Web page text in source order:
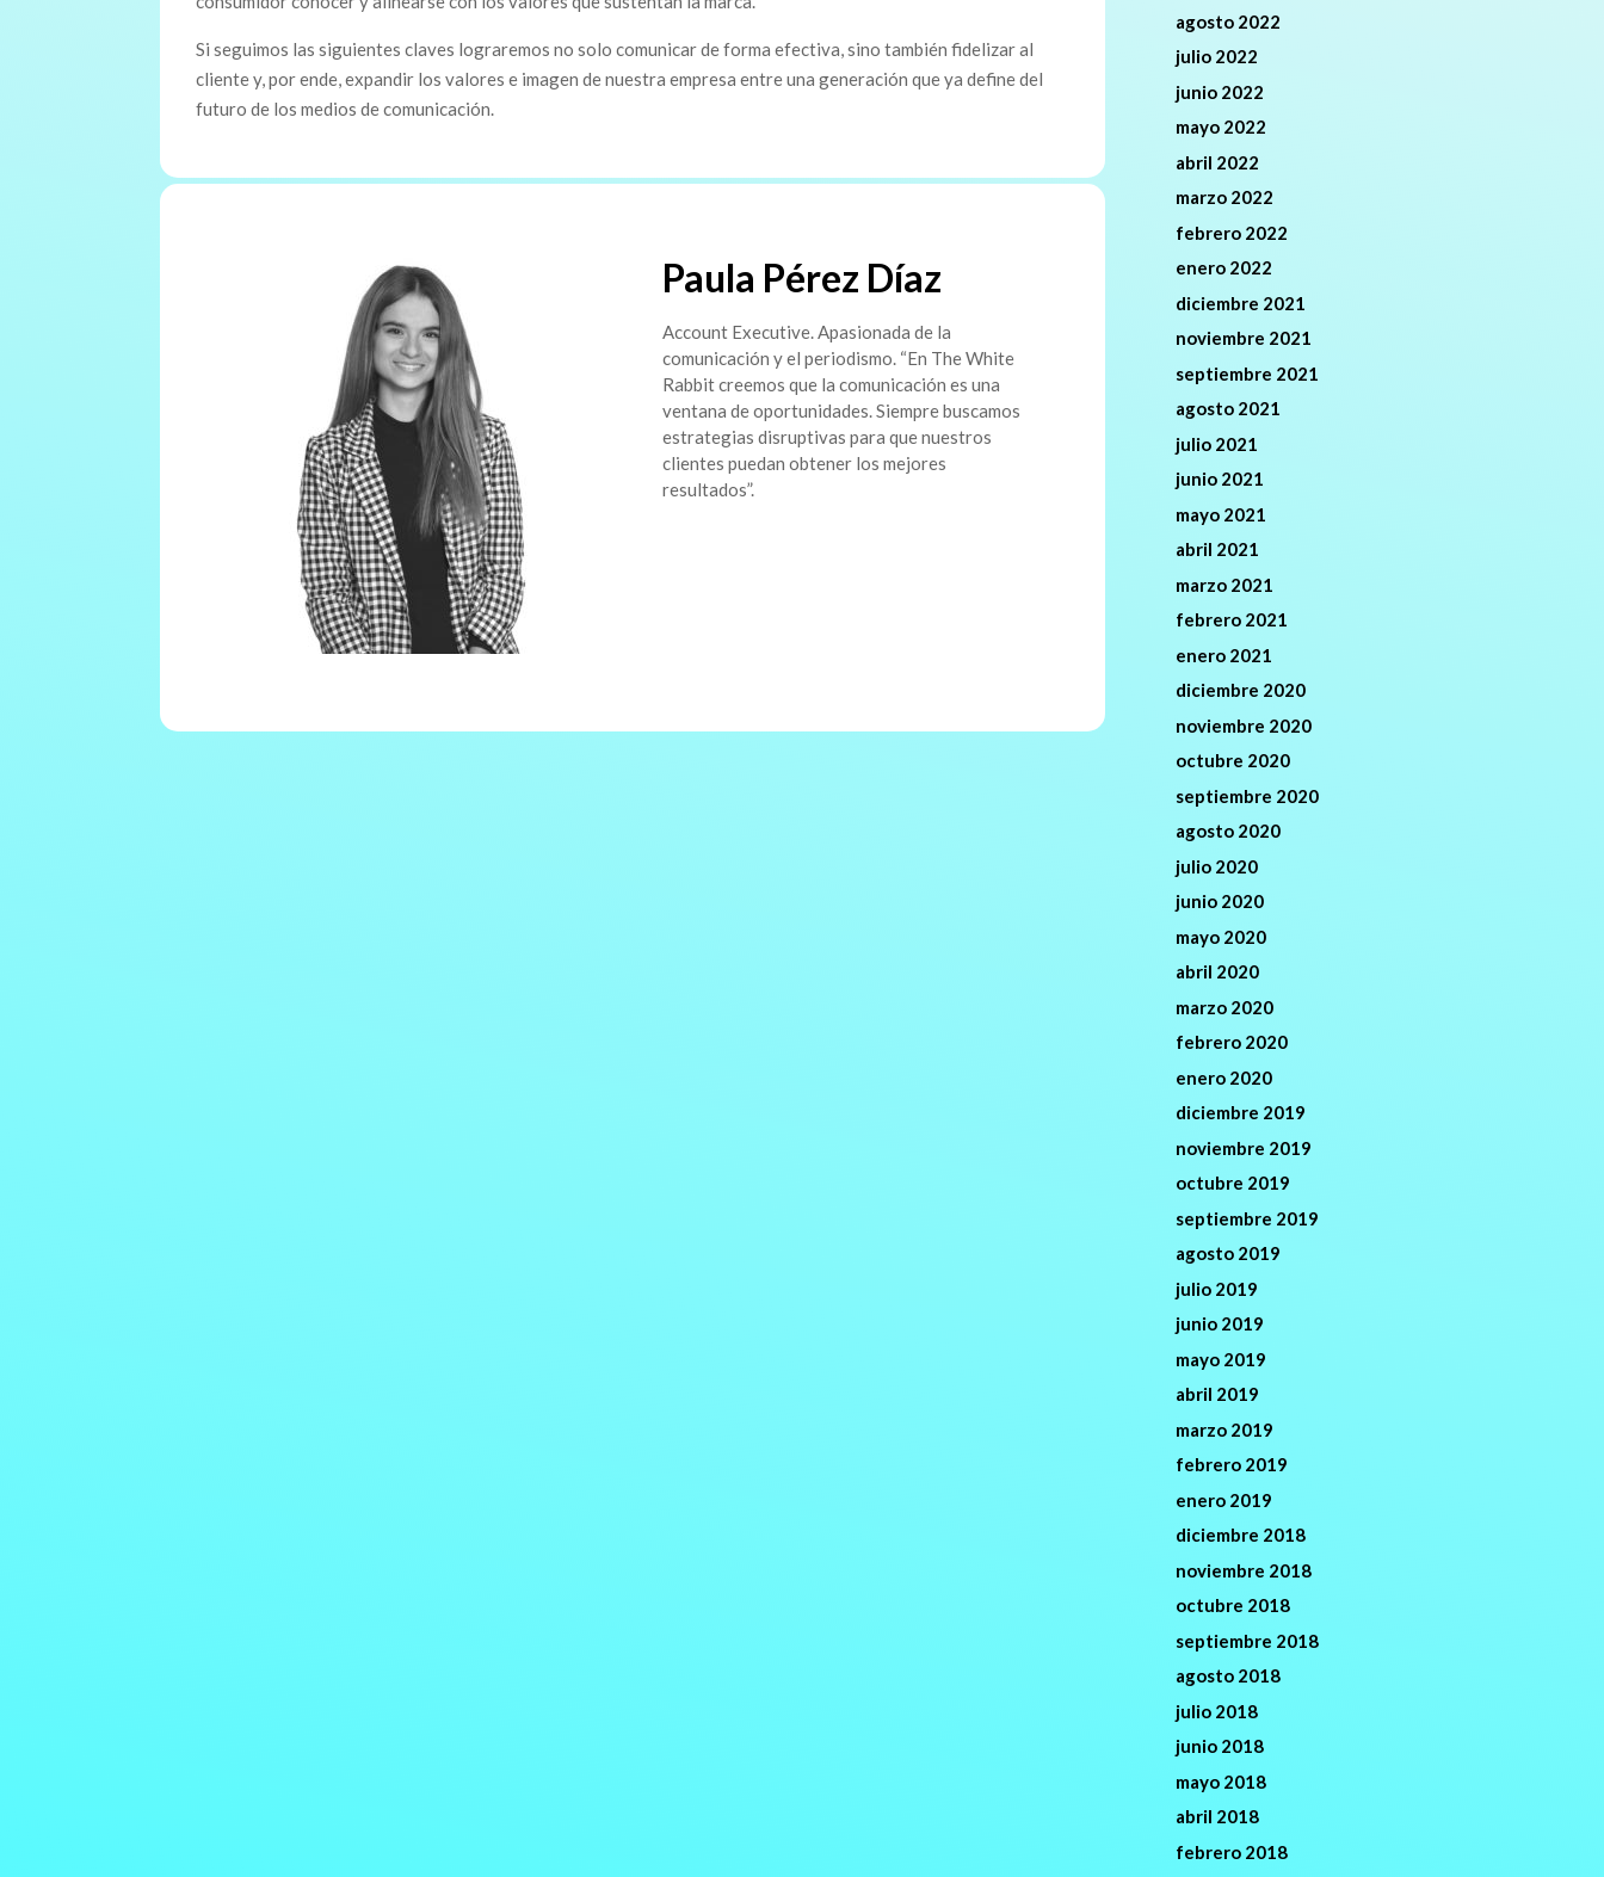
Si seguimos las siguientes claves lograremos no solo comunicar de forma efectiva, sino también fidelizar al
cliente y, por ende, expandir los valores e imagen de nuestra empresa entre una generación que ya define del
futuro de los medios de comunicación.
Paula Pérez Díaz
Account Executive. Apasionada de la
comunicación y el periodismo. “En The White
Rabbit creemos que la comunicación es una
ventana de oportunidades. Siempre buscamos
estrategias disruptivas para que nuestros
clientes puedan obtener los mejores
resultados”.
agosto 2022
julio 2022
junio 2022
mayo 2022
abril 2022
marzo 2022
febrero 2022
enero 2022
diciembre 2021
noviembre 2021
septiembre 2021
agosto 2021
julio 2021
junio 2021
mayo 2021
abril 2021
marzo 2021
febrero 2021
enero 2021
diciembre 2020
noviembre 2020
octubre 2020
septiembre 2020
agosto 2020
julio 2020
junio 2020
mayo 2020
abril 2020
marzo 2020
febrero 2020
enero 2020
diciembre 2019
noviembre 2019
octubre 2019
septiembre 2019
agosto 2019
julio 2019
junio 2019
mayo 2019
abril 2019
marzo 2019
febrero 2019
enero 2019
diciembre 2018
noviembre 2018
octubre 2018
septiembre 2018
agosto 2018
julio 2018
junio 2018
mayo 2018
abril 2018
febrero 2018